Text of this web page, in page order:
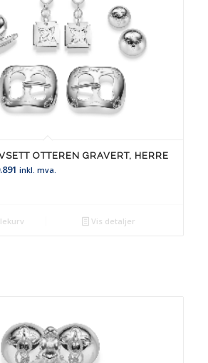
OTTEREN GRAVERT, HERRE
inkl. mva.
Vis detaljer